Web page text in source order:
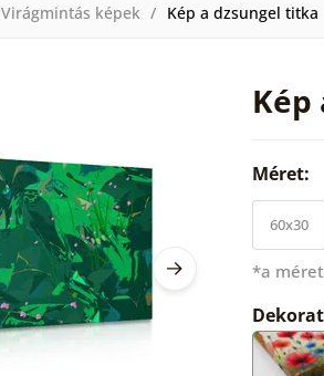
Virágmintás képek Kép a dzsungel titka
Méret:
60x30
*a